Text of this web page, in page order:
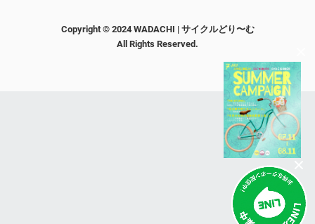
Copyright © 2024 WADACHI | サイクルどり〜む
All Rights Reserved.